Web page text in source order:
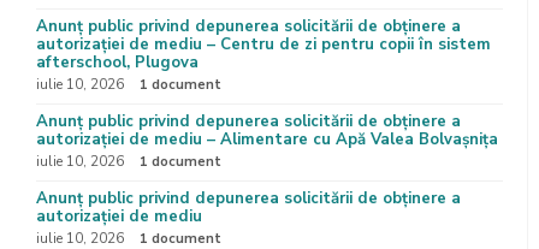
Anunț public privind depunerea solicitării de obținere a
autorizației de mediu – Centru de zi pentru copii în sistem
afterschool, Plugova
iulie 10, 2026 1 document
Anunț public privind depunerea solicitării de obținere a
autorizației de mediu – Alimentare cu Apă Valea Bolvașnița
iulie 10, 2026 1 document
Anunț public privind depunerea solicitării de obținere a
autorizației de mediu
iulie 10, 2026 1 document